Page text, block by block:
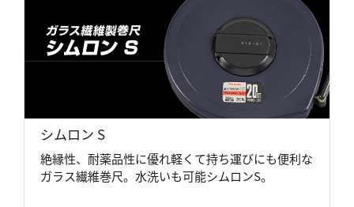
シムロン S
絶縁性、耐薬品性に優れ軽くて持ち運びにも便利な
ガラス繊維巻尺。水洗いも可能シムロンS。